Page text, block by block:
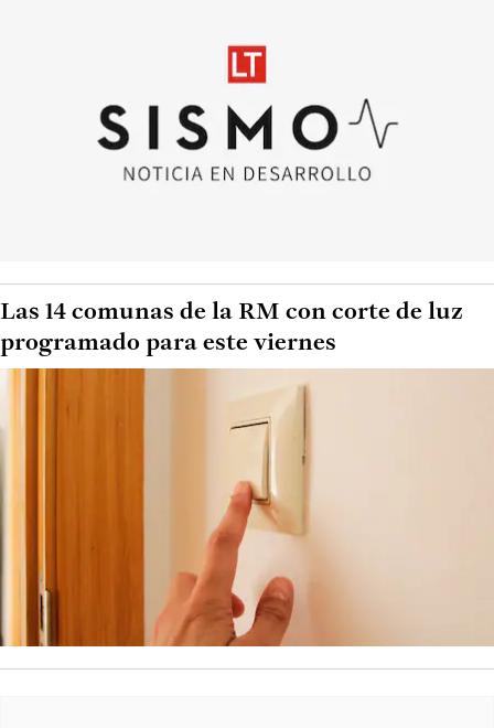
Las 14 comunas de la RM con corte de luz
programado para este viernes